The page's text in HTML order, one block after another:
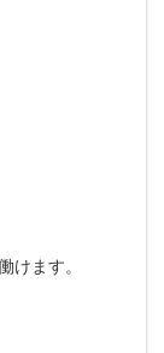
けます。